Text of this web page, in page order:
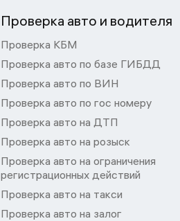
Проверка авто и водителя
Проверка КБМ
Проверка авто по базе ГИБДД
Проверка авто по ВИН
Проверка авто по гос номеру
Проверка авто на ДТП
Проверка авто на розыск
Проверка авто на ограничения
регистрационных действий
Проверка авто на такси
Проверка авто на залог